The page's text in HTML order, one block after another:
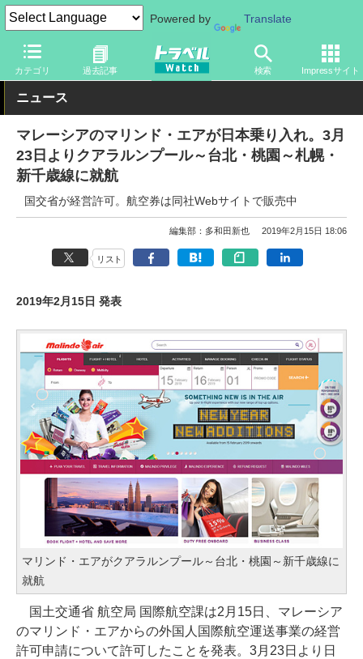
Powered by Translate
カテゴリ 過去記事 検索 Impressサイト
トラベル Watch 企業・政府・官庁 海外エアライン
ニュース
マレーシアのマリンド・エアが日本乗り入れ。3月
23日よりクアラルンプール～台北・桃園～札幌・
新千歳線に就航
国交省が経営許可。航空券は同社Webサイトで販売中
編集部：多和田新也 2019年2月15日 18:06
リスト
2019年2月15日 発表
マリンド・エアがクアラルンプール～台北・桃園～新千歳線に
就航
国土交通省 航空局 国際航空課は2月15日、マレーシア
のマリンド・エアからの外国人国際航空運送事業の経営
許可申請について許可したことを発表。3月23日より日